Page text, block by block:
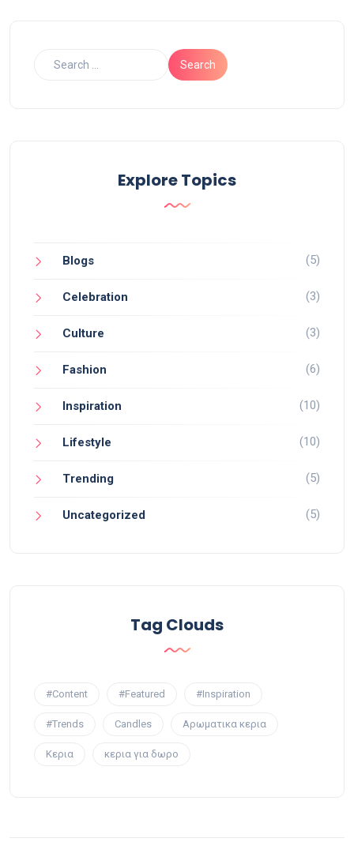
Explore Topics
Blogs (5)
Celebration (3)
Culture (3)
Fashion (6)
Inspiration (10)
Lifestyle (10)
Trending (5)
Uncategorized (5)
Tag Clouds
#Content #Featured #Inspiration
#Trends Candles Αρωματικα κερια
Κερια κερια για δωρο